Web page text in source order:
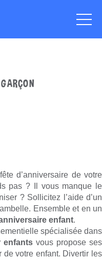
d’anniversaire de votre
pas ? Il vous manque le
? Sollicitez l’aide d’un
Ensemble et en un
enfant.
spécialisée dans
enfants vous propose ses
votre enfant. Divertir les